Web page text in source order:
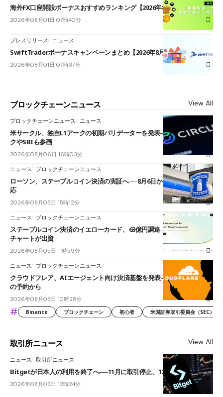
海外FX口座開設ボーナスおすすめランキング【2026年8月最新】
2026年08月01日 07時40分
プレスリリース ニュース
SwiftTraderボーナスキャンペーンまとめ【2026年8月最新】
2026年08月01日 07時37分
ブロックチェーンニュース View All
ブロックチェーンニュース ニュース
米サークル、独自L1アークの初期バリデーターを発表――ブラックロッ
クやSBIも参画
2026年08月06日 16時03分
ニュース ブロックチェーンニュース
ローソン、ステーブルコイン決済の実証へ──8月6日からJPYCやUSDC対
応
2026年08月05日 15時12分
ニュース ブロックチェーンニュース
ステーブルコイン決済のイエローカード、63億円調達──ソニーやスタン
チャートが出資
2026年08月05日 11時59分
ニュース ブロックチェーンニュース
クラウドフレア、AIエージェント向け決済基盤を発表──まずハンドル名
の予約から
2026年08月05日 10時28分
# Binance ブロックチェーン 初心者 米国証券取引委員会（SEC）
取引所ニュース View All
ニュース 取引所ニュース
Bitgetが日本人の利用を終了へ──11月に取引停止、12月末に強制決済
2026年08月03日 12時24分